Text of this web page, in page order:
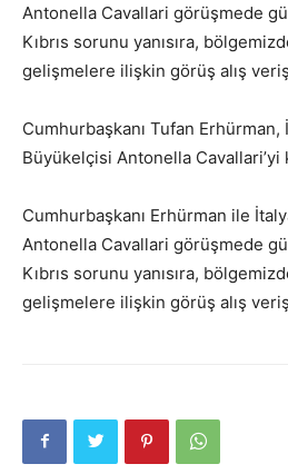
Antonella Cavallari görüşmede
Kıbrıs sorunu yanısıra,
gelişmelere ilişkin görüş alış
Cumhurbaşkanı Tufan Erhürman,
Büyükelçisi Antonella Cavallari’yi
Cumhurbaşkanı Erhürman ile
Antonella Cavallari görüşmede
Kıbrıs sorunu yanısıra,
gelişmelere ilişkin görüş alış